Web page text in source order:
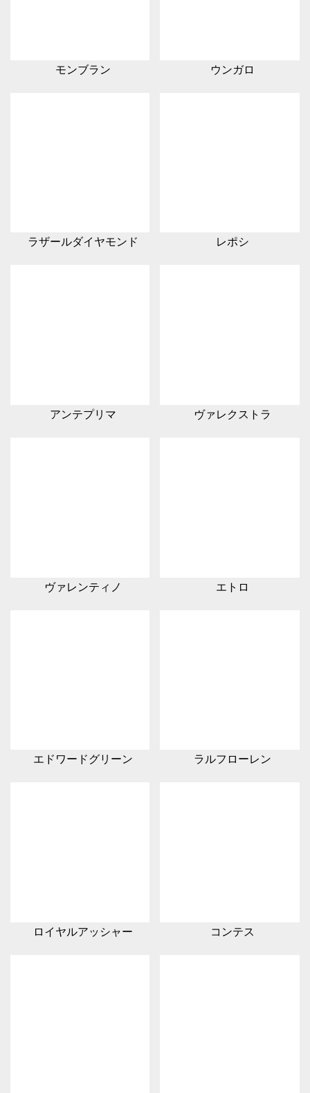
モンブラン ウンガロ
ラザールダイヤモンド レポシ
アンテプリマ ヴァレクストラ
ヴァレンティノ エトロ
エドワードグリーン ラルフローレン
ロイヤルアッシャー コンテス